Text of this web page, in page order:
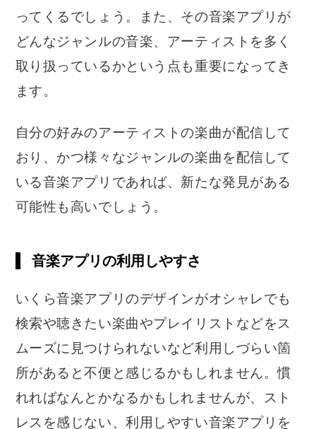
ってくるでしょう。また、その音楽アプリが
どんなジャンルの音楽、アーティストを多く
取り扱っているかという点も重要になってき
ます。
自分の好みのアーティストの楽曲が配信して
おり、かつ様々なジャンルの楽曲を配信して
いる音楽アプリであれば、新たな発見がある
可能性も高いでしょう。
音楽アプリの利用しやすさ
いくら音楽アプリのデザインがオシャレでも
検索や聴きたい楽曲やプレイリストなどをス
ムーズに見つけられないなど利用しづらい箇
所があると不便と感じるかもしれません。慣
れればなんとかなるかもしれませんが、スト
レスを感じない、利用しやすい音楽アプリを